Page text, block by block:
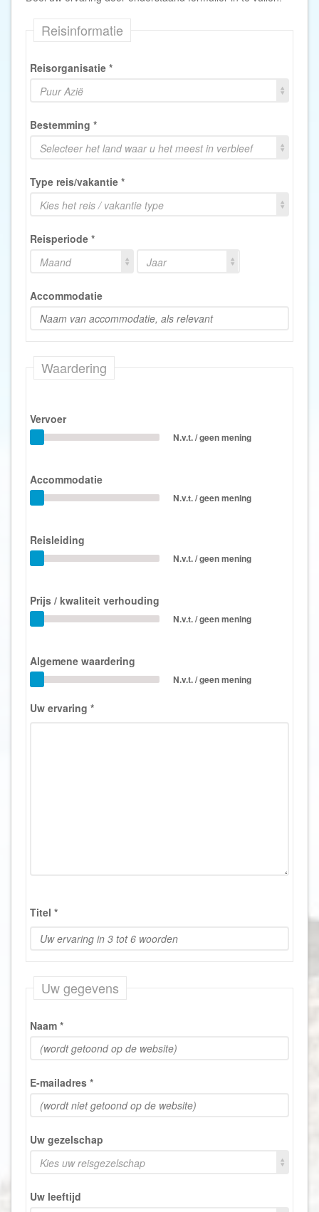
Reisinformatie
Reisorganisatie *
Puur Azië
Bestemming *
Selecteer het land waar u het meest in verbleef
Type reis/vakantie *
Kies het reis / vakantie type
Reisperiode *
Maand
Jaar
Accommodatie
Waardering
Vervoer
N.v.t. / geen mening
Accommodatie
N.v.t. / geen mening
Reisleiding
N.v.t. / geen mening
Prijs / kwaliteit verhouding
N.v.t. / geen mening
Algemene waardering
N.v.t. / geen mening
Uw ervaring *
Titel *
Uw gegevens
Naam *
E-mailadres *
Uw gezelschap
Kies uw reisgezelschap
Uw leeftijd